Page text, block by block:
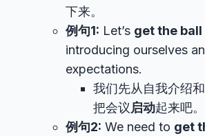
下来。
例句1: Let’s get the
introducing ourselves
expectations.
我们先从自我介绍
把会议 启动起来吧。
例句2: We need to get